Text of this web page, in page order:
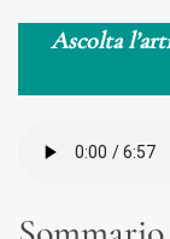
Ascolta